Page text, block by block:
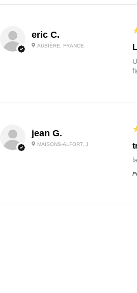
eric C.
AUBIÈRE, FRANCE
jean G.
MAISONS-ALFORT, J